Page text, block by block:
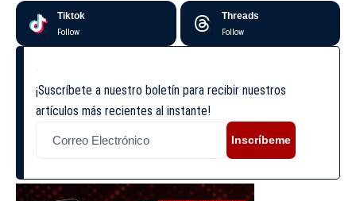
Tiktok
Follow
Threads
Follow
¡Suscríbete a nuestro boletín para recibir nuestros
artículos más recientes al instante!
Inscríbeme